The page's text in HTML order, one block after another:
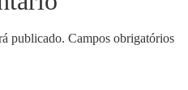
publicado. Campos obrigatórios